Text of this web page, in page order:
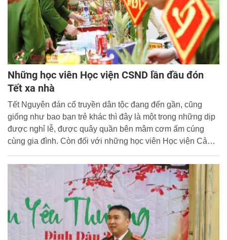
Những học viên Học viện CSND lần đầu đón
Tết xa nhà
Tết Nguyên đán cổ truyền dân tộc đang đến gần, cũng
giống như bao bạn trẻ khác thì đây là một trong những dịp
được nghỉ lễ, được quây quần bên mâm cơm ấm cúng
cùng gia đình. Còn đối với những học viên Học viện Cảnh
người chiến sỹ cảnh sát trẻ....